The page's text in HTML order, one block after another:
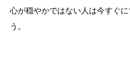
心が穏やかではない人は今すぐ
う。